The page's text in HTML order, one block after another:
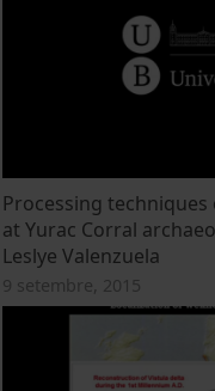
Processing
at Yurac Corral
Leslye Valenzuela
9 setembre, 2015